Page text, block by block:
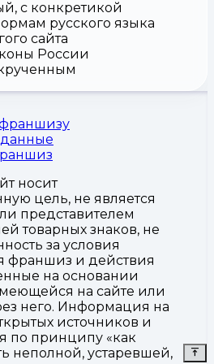
с конкретикой
русского языка
сайта
России
носит
цель, не является
представителем
товарных знаков, не
за условия
франшиз и действия
на основании
на сайте или
него. Информация на
источников и
по принципу «как
неполной, устаревшей,